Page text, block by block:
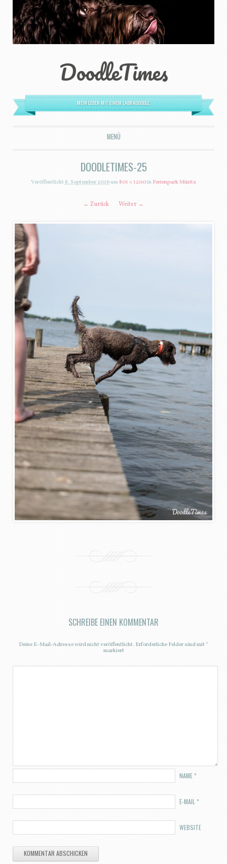
DoodleTimes
MEIN LEBEN MIT EINEM LABRADOODLE.
MENÜ
ZUM INHALT SPRINGEN
DOODLETIMES-25
Veröffentlicht8. September 2016um801 × 1200inFerienpark Müritz
← Zurück Weiter →
SCHREIBE EINEN KOMMENTAR
Deine E-Mail-Adresse wird nicht veröffentlicht. Erforderliche Felder sind mit*
markiert
NAME*
E-MAIL *
WEBSITE